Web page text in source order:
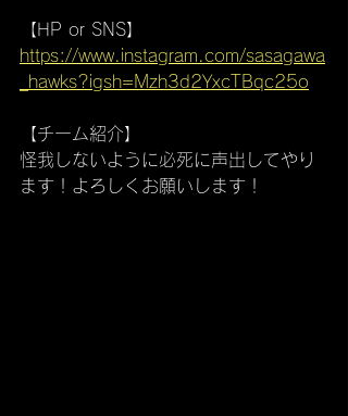
【HP or SNS】
https://www.instagram.com/sasagawa
_hawks?igsh=Mzh3d2YxcTBqc25o
【チーム紹介】
怪我しないように必死に声出してやり
ます！よろしくお願いします！